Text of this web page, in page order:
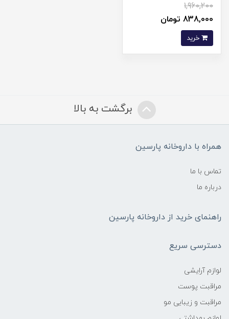
1,960,200
838,000 تومان
برگشت به بالا
همراه با داروخانه پارسین
تماس با ما
درباره ما
راهنمای خرید از داروخانه پارسین
دسترسی سریع
لوازم آرایشی
مراقبت پوست
مراقبت و زیبایی مو